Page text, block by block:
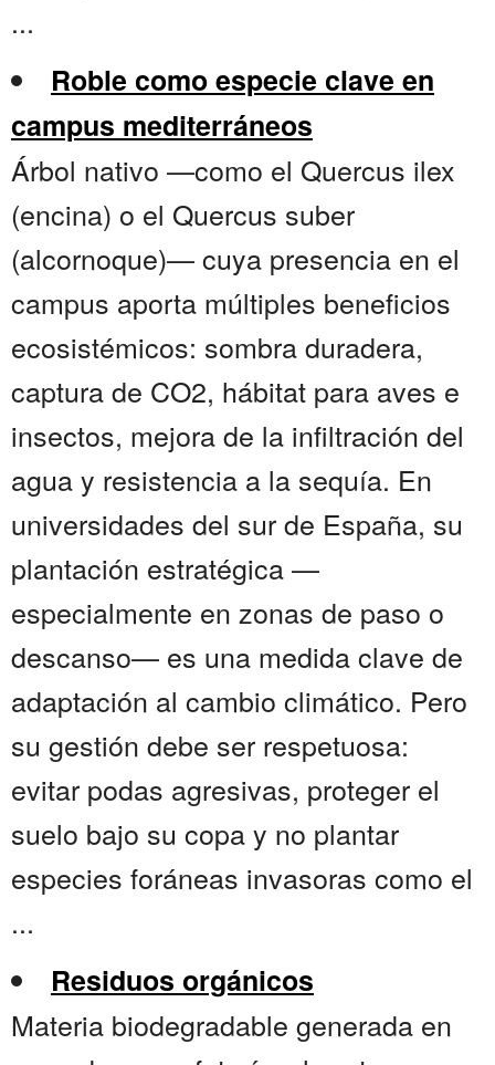
...
Roble como especie clave en
campus mediterráneos
Árbol nativo —como el Quercus ilex
(encina) o el Quercus suber
(alcornoque)— cuya presencia en el
campus aporta múltiples beneficios
ecosistémicos: sombra duradera,
captura de CO2, hábitat para aves e
insectos, mejora de la infiltración del
agua y resistencia a la sequía. En
universidades del sur de España, su
plantación estratégica —
especialmente en zonas de paso o
descanso— es una medida clave de
adaptación al cambio climático. Pero
su gestión debe ser respetuosa:
evitar podas agresivas, proteger el
suelo bajo su copa y no plantar
especies foráneas invasoras como el
...
Residuos orgánicos
Materia biodegradable generada en